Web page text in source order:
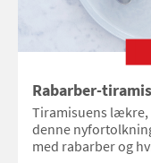
Rabarber-
Tiramisuens lækre,
denne
med rabarber og